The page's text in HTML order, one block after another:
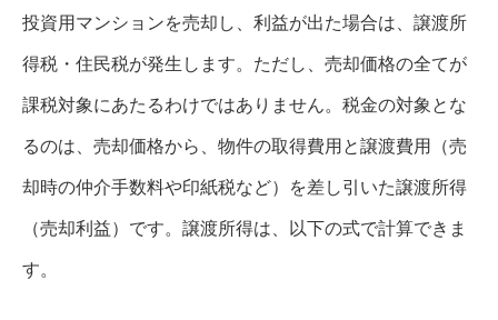
投資用マンションを売却し、利益が出た場合は、譲渡所
得税・住民税が発生します。ただし、売却価格の全てが
課税対象にあたるわけではありません。税金の対象とな
るのは、売却価格から、物件の取得費用と譲渡費用（売
却時の仲介手数料や印紙税など）を差し引いた譲渡所得
（売却利益）です。譲渡所得は、以下の式で計算できま
す。